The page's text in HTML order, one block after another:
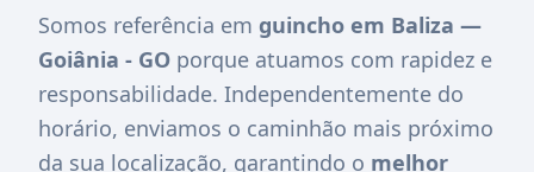
Somos referência em guincho em Baliza —
Goiânia - GO porque atuamos com rapidez e
responsabilidade. Independentemente do
horário, enviamos o caminhão mais próximo
da sua localização, garantindo o melhor